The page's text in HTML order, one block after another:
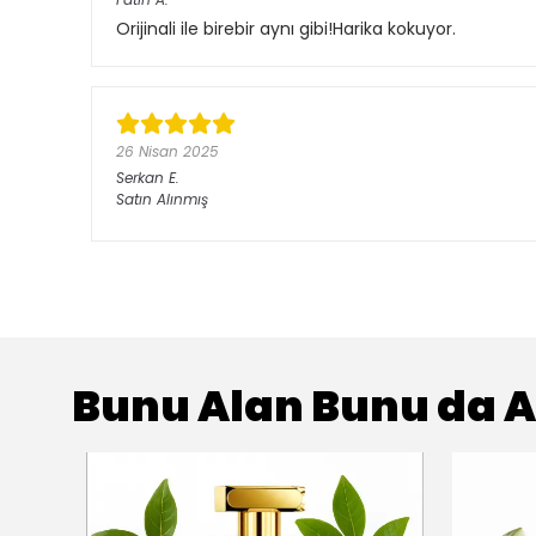
Orijinali ile birebir aynı gibi!Harika kokuyor.
26 Nisan 2025
Serkan E.
Satın Alınmış
Bunu Alan Bunu da